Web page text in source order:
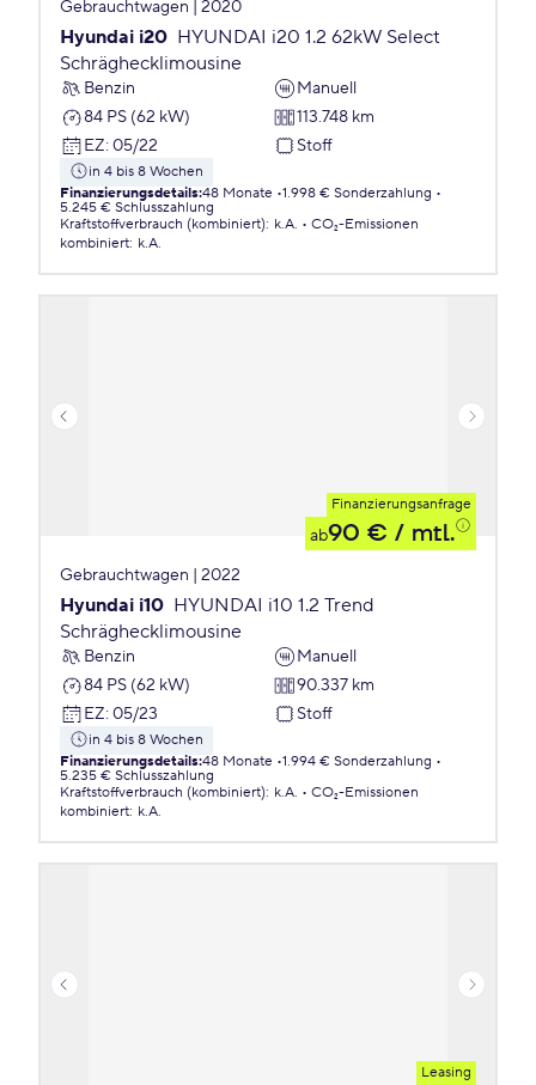
Gebrauchtwagen | 2020
Hyundai i20 HYUNDAI i20 1.2 62kW Select
Schräghecklimousine
Benzin
Manuell
84 PS (62 kW)
113.748 km
EZ: 05/22 Stoff
in 4 bis 8 Wochen
Finanzierungsdetails:48 Monate 1.998 € Sonderzahlung
5.245 € Schlusszahlung
Kraftstoffverbrauch (kombiniert): k.A.
CO₂-Emissionen
kombiniert: k.A.
Finanzierungsanfrage
ab90 € / mtl.
Gebrauchtwagen | 2022
Hyundai i10 HYUNDAI i10 1.2 Trend
Schräghecklimousine
Benzin
Manuell
84 PS (62 kW)
90.337 km
EZ: 05/23 Stoff
in 4 bis 8 Wochen
Finanzierungsdetails:48 Monate 1.994 € Sonderzahlung
5.235 € Schlusszahlung
Kraftstoffverbrauch (kombiniert): k.A.
CO₂-Emissionen
kombiniert: k.A.
Leasing